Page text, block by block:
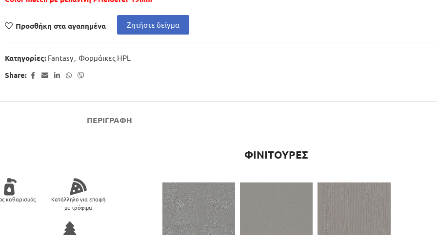
Προσθήκη στα αγαπημένα Ζητήστε δείγμα
Κατηγορίες: Fantasy, Φορμάικες HPL
Share:
ΠΕΡΙΓΡΑΦΉ
καθαρισμός
Κατάλληλο για επαφή
με τρόφιμα
ΦΙΝΙΤΟΥΡΕΣ